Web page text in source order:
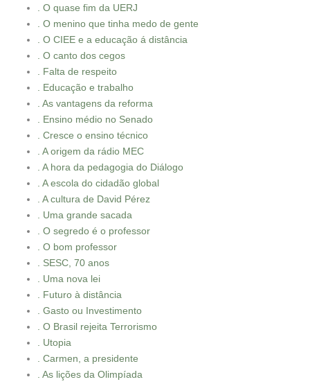
. O quase fim da UERJ
. O menino que tinha medo de gente
. O CIEE e a educação á distância
. O canto dos cegos
. Falta de respeito
. Educação e trabalho
. As vantagens da reforma
. Ensino médio no Senado
. Cresce o ensino técnico
. A origem da rádio MEC
. A hora da pedagogia do Diálogo
. A escola do cidadão global
. A cultura de David Pérez
. Uma grande sacada
. O segredo é o professor
. O bom professor
. SESC, 70 anos
. Uma nova lei
. Futuro à distância
. Gasto ou Investimento
. O Brasil rejeita Terrorismo
. Utopia
. Carmen, a presidente
. As lições da Olimpíada